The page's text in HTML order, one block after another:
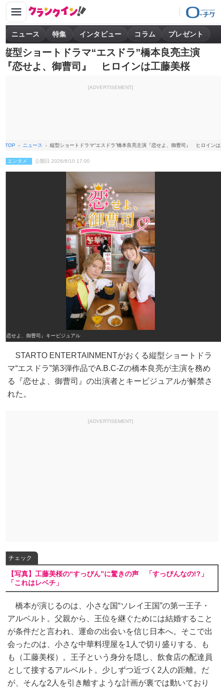
ニュース 特集 インタビュー コラム プレゼント
縦型ショートドラマ“エスドラ”橋本良亮主演
『恋せよ、御曹司』 ヒロインは工藤美桜
[ADVERTISEMENT]
TOP ニュース 縦型ショートドラマ“エスドラ”橋本良亮主演『恋せよ、御曹司』 ヒロイン
エンタメ 公開日 2026/6/10 17:00
『恋せよ、御曹司』キービジュアル
STARTO ENTERTAINMENTがおくる縦型ショートドラ
マ“エスドラ”第3弾作品でA.B.C-Zの橋本良亮が主演を務め
る『恋せよ、御曹司』の出演者とキービジュアルが解禁さ
れた。
[ADVERTISEMENT]
チェック
【写真】工藤美桜の“すっぴん”に驚きの声 「すっぴんなの!?」
「これはレベチ」
橋本が演じるのは、小さな国“ソレイ王国”の第一王子・
アルベルト。父親から、王位を継ぐためには結婚すること
が条件だと言われ、運命の出会いを信じ日本へ。そこで出
会ったのは、小さな中華料理屋を1人で切り盛りする、も
も（工藤美桜）。王子という身分を隠し、飲食店の配達員
として接するアルベルト。少しずつ近づく2人の距離。だ
が、そんな2人を引き離すような計画が裏では動いており